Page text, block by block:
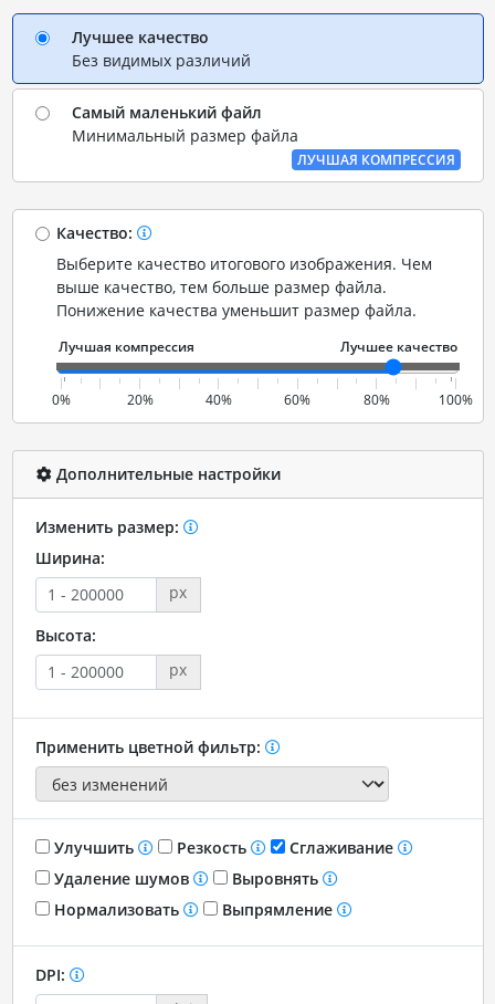
Лучшее качество
Без видимых различий
Самый маленький файл
Минимальный размер файла
ЛУЧШАЯ КОМПРЕССИЯ
Качество:
Выберите качество итогового изображения. Чем
выше качество, тем больше размер файла.
Понижение качества уменьшит размер файла.
0% 20% 40% 60% 80% 100%
Дополнительные настройки
Изменить размер:
Ширина:
px
Высота:
px
Применить цветной фильтр:
Улучшить Резкость
Сглаживание
Удаление шумов
Выровнять
Нормализовать
Выпрямление
DPI: